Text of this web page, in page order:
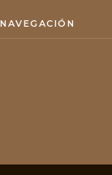
NAVEGACIÓN